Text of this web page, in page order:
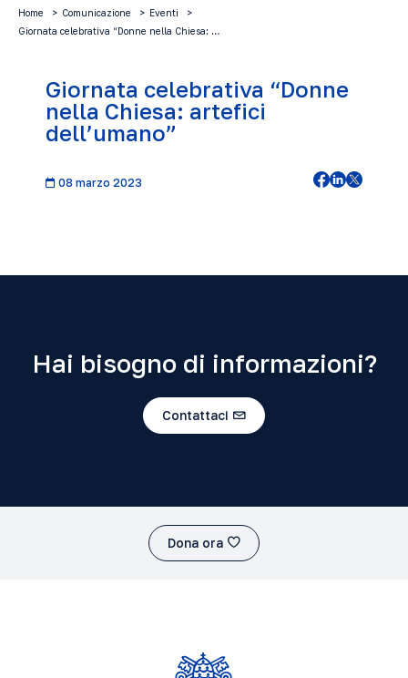
Home Comunicazione
Eventi
Giornata celebrativa “Donne nella Chiesa: …
Giornata celebrativa “Donne
nella Chiesa: artefici
dell’umano”
08 marzo 2023
Hai bisogno di informazioni?
Contattaci
Dona ora